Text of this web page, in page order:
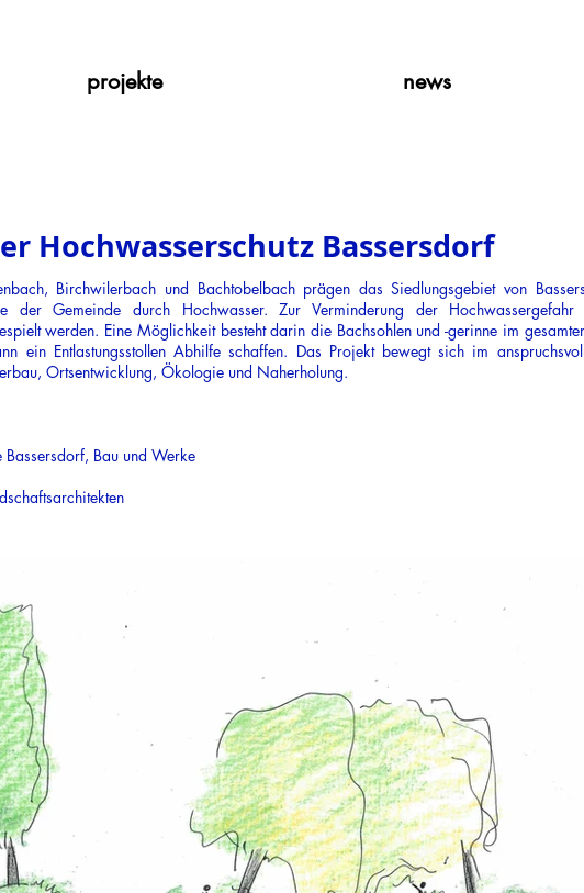
projekte news
Hochwasserschutz Bassersdorf
Birchwilerbach und Bachtobelbach prägen das Siedlungsgebiet von
der Gemeinde durch Hochwasser. Zur Verminderung der
werden. Eine Möglichkeit besteht darin die Bachsohlen und -gerinne im
ein Entlastungsstollen Abhilfe schaffen. Das Projekt bewegt sich im
Ortsentwicklung, Ökologie und Naherholung.
Bassersdorf, Bau und Werke